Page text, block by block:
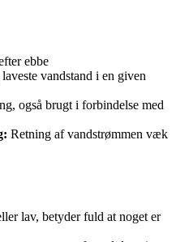
ebbe
vandstand i en given
også brugt i forbindelse med
Retning af vandstrømmen væk
lav, betyder fuld at noget er